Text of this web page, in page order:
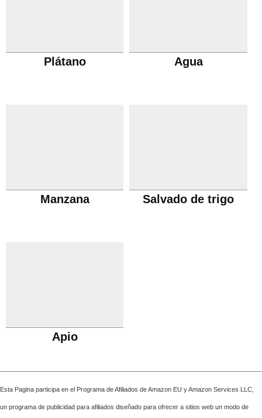
Plátano Agua
Manzana Salvado de trigo
Apio
Esta Pagina participa en el Programa de Afiliados de Amazon EU y Amazon Services LLC,
un programa de publicidad para afiliados diseñado para ofrecer a sitios web un modo de